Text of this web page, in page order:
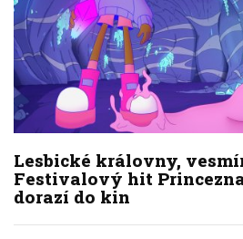
Lesbické královny,
Festivalový hit
dorazí do kin